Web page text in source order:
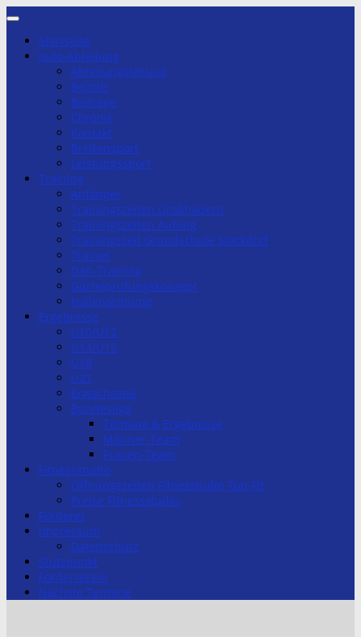
Zum
springenStartseite
Judo-Abteilung
Abteilungsleitung
Beitritt
Beiträge
Chronik
Kontakt
Breitensport
Leistungssport
Training
Anfänger
Trainingszeiten Großhadern
Trainingszeiten Aubing
Trainingszeit Grundschule Stockdorf
Trainer
Dan-Training
Gürtelprüfungskonzept
Hallenordnung
Ergebnisse
U10/U12
U13/U15
U18
U21
Erwachsene
Bundesliga
Termine & Ergebnisse
Männer-Team
Frauen-Team
Fitnessstudio
Öffnungszeiten Fitnesstudio Top-Fit
Preise Fitnessstudio
Förderer
Impressum
Datenschutz
Stützpunkt
Förderverein
Nächste Termine